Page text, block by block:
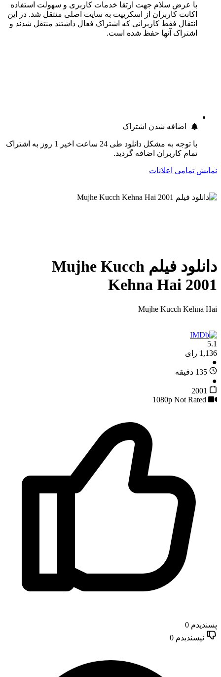
با عرض سلام جهت ارتقا خدمات کاربری و سهولت استفاده
اکانت کاربران از اسکریپت به سایت اصلی منتقل شد. در این
انتقال فقط کاربرانی که اشتراک فعال داشتند منتقل شدند و
اشتراک آنها حفظ شده است.
اضافه شدن اشتراک
با توجه به مشکل دانلود طی 24 ساعت اخیر 1 روز به اشتراک
تمام کاربران اضافه گردید.
نمایش تمامی اعلانات
دانلود فیلم Mujhe Kucch
Kehna Hai 2001
Mujhe Kucch Kehna Hai
5.1
1,136 رای
●
135 دقیقه
●
2001
Not Rated
پسندیدم 0
نپسندیدم 0